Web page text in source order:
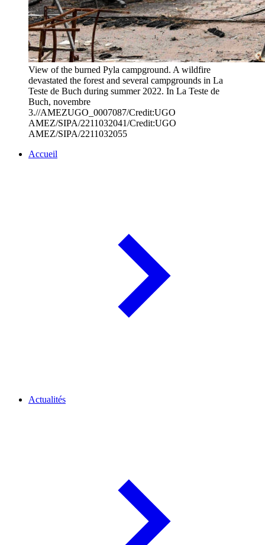
View of the burned Pyla campground. A wildfire
devastated the forest and several campgrounds in La
Teste de Buch during summer 2022. In La Teste de
Buch, novembre
3.//AMEZUGO_0007087/Credit:UGO
AMEZ/SIPA/2211032041/Credit:UGO
AMEZ/SIPA/2211032055
Accueil
Actualités